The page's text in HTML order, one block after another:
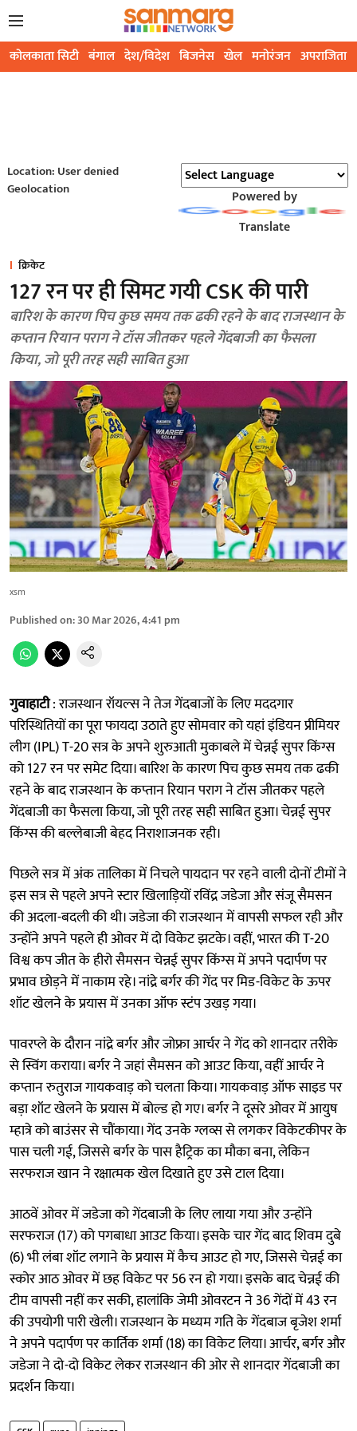
कोलकाता सिटी बंगाल देश/विदेश बिजनेस खेल मनोरंजन अपराजिता
Location: User denied
Geolocation
Powered by
Translate
क्रिकेट
127 रन पर ही सिमट गयी CSK की पारी
बारिश के कारण पिच कुछ समय तक ढकी रहने के बाद राजस्थान के
कप्तान रियान पराग ने टॉस जीतकर पहले गेंदबाजी का फैसला
किया, जो पूरी तरह सही साबित हुआ
xsm
Published on:30 Mar 2026, 4:41 pm
गुवाहाटी: राजस्थान रॉयल्स ने तेज गेंदबाजों के लिए मददगार
परिस्थितियों का पूरा फायदा उठाते हुए सोमवार को यहां इंडियन प्रीमियर
लीग (IPL) T-20 सत्र के अपने शुरुआती मुकाबले में चेन्नई सुपर किंग्स
को 127 रन पर समेट दिया। बारिश के कारण पिच कुछ समय तक ढकी
रहने के बाद राजस्थान के कप्तान रियान पराग ने टॉस जीतकर पहले
गेंदबाजी का फैसला किया, जो पूरी तरह सही साबित हुआ। चेन्नई सुपर
किंग्स की बल्लेबाजी बेहद निराशाजनक रही।
पिछले सत्र में अंक तालिका में निचले पायदान पर रहने वाली दोनों टीमों ने
इस सत्र से पहले अपने स्टार खिलाड़ियों रविंद्र जडेजा और संजू सैमसन
की अदला-बदली की थी। जडेजा की राजस्थान में वापसी सफल रही और
उन्होंने अपने पहले ही ओवर में दो विकेट झटके। वहीं, भारत की T-20
विश्व कप जीत के हीरो सैमसन चेन्नई सुपर किंग्स में अपने पदार्पण पर
प्रभाव छोड़ने में नाकाम रहे। नांद्रे बर्गर की गेंद पर मिड-विकेट के ऊपर
शॉट खेलने के प्रयास में उनका ऑफ स्टंप उखड़ गया।
पावरप्ले के दौरान नांद्रे बर्गर और जोफ्रा आर्चर ने गेंद को शानदार तरीके
से स्विंग कराया। बर्गर ने जहां सैमसन को आउट किया, वहीं आर्चर ने
कप्तान रुतुराज गायकवाड़ को चलता किया। गायकवाड़ ऑफ साइड पर
बड़ा शॉट खेलने के प्रयास में बोल्ड हो गए। बर्गर ने दूसरे ओवर में आयुष
म्हात्रे को बाउंसर से चौंकाया। गेंद उनके ग्लव्स से लगकर विकेटकीपर के
पास चली गई, जिससे बर्गर के पास हैट्रिक का मौका बना, लेकिन
सरफराज खान ने रक्षात्मक खेल दिखाते हुए उसे टाल दिया।
आठवें ओवर में जडेजा को गेंदबाजी के लिए लाया गया और उन्होंने
सरफराज (17) को पगबाधा आउट किया। इसके चार गेंद बाद शिवम दुबे
(6) भी लंबा शॉट लगाने के प्रयास में कैच आउट हो गए, जिससे चेन्नई का
स्कोर आठ ओवर में छह विकेट पर 56 रन हो गया। इसके बाद चेन्नई की
टीम वापसी नहीं कर सकी, हालांकि जेमी ओवरटन ने 36 गेंदों में 43 रन
की उपयोगी पारी खेली। राजस्थान के मध्यम गति के गेंदबाज बृजेश शर्मा
ने अपने पदार्पण पर कार्तिक शर्मा (18) का विकेट लिया। आर्चर, बर्गर और
जडेजा ने दो-दो विकेट लेकर राजस्थान की ओर से शानदार गेंदबाजी का
प्रदर्शन किया।